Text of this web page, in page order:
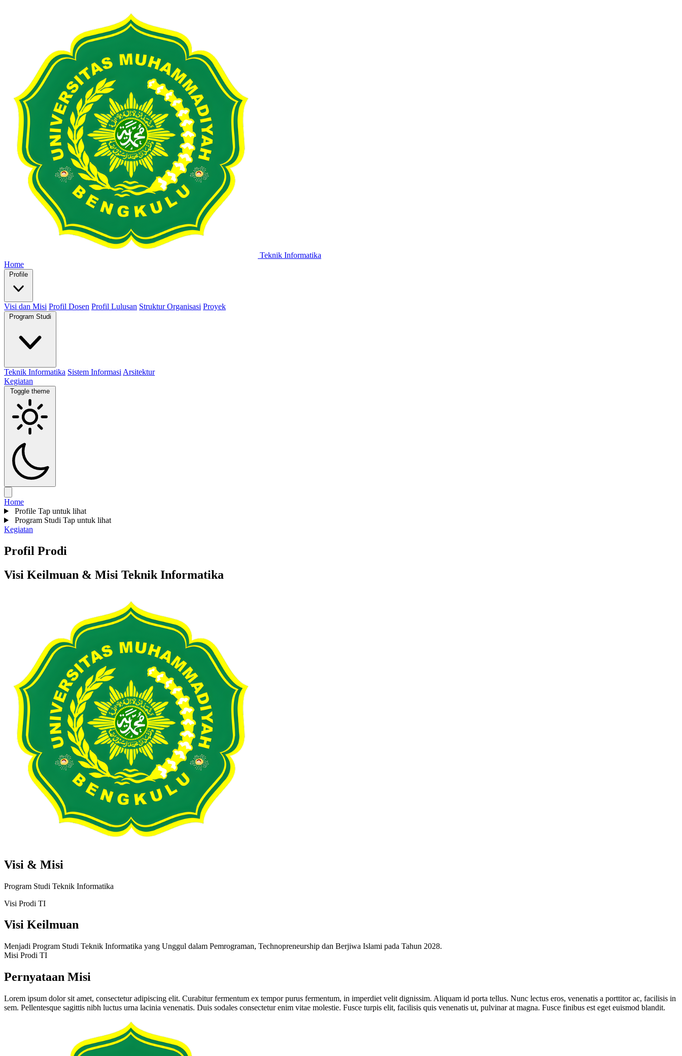
Teknik Informatika
Home
Profile
Visi dan Misi Profil Dosen Profil Lulusan Struktur Organisasi Proyek
Program Studi
Teknik Informatika Sistem Informasi Arsitektur
Kegiatan
Toggle theme
Home
Profile Tap untuk lihat
Program Studi Tap untuk lihat
Kegiatan
Profil Prodi
Visi Keilmuan & Misi Teknik Informatika
Visi & Misi
Program Studi Teknik Informatika
Visi Prodi TI
Visi Keilmuan
Menjadi Program Studi Teknik Informatika yang Unggul dalam Pemrograman, Technopreneurship dan Berjiwa Islami pada Tahun 2028.
Misi Prodi TI
Pernyataan Misi
Lorem ipsum dolor sit amet, consectetur adipiscing elit. Curabitur fermentum ex tempor purus fermentum, in imperdiet velit dignissim. Aliquam id porta tellus. Nunc lectus eros, venenatis a porttitor ac, facilisis in
sem. Pellentesque sagittis nibh luctus urna lacinia venenatis. Duis sodales consectetur enim vitae molestie. Fusce turpis elit, facilisis quis venenatis ut, pulvinar at magna. Fusce finibus est eget euismod blandit.